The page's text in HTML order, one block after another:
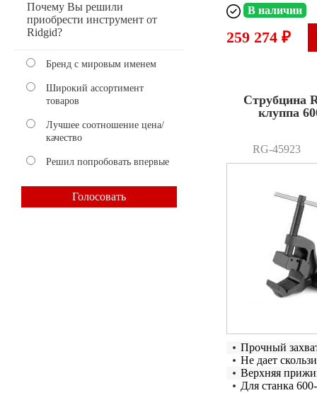
Почему Вы решили
приобрести инструмент от
Ridgid?
Бренд с мировым именем
Широкий ассортимент
товаров
Лучшее соотношение цена/
качество
Решил попробовать впервые
В наличии
259 274 ₽
Струбцина
клуппа
RG-45923
Прочный
Не дает
Верхняя
Для станка